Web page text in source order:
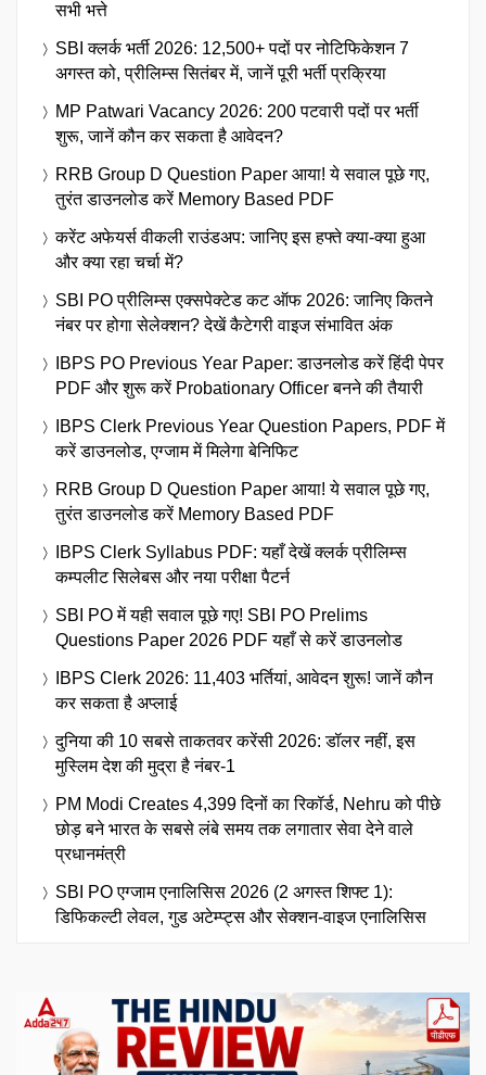
सभी भत्ते
SBI क्लर्क भर्ती 2026: 12,500+ पदों पर नोटिफिकेशन 7
अगस्त को, प्रीलिम्स सितंबर में, जानें पूरी भर्ती प्रक्रिया
MP Patwari Vacancy 2026: 200 पटवारी पदों पर भर्ती
शुरू, जानें कौन कर सकता है आवेदन?
RRB Group D Question Paper आया! ये सवाल पूछे गए,
तुरंत डाउनलोड करें Memory Based PDF
करेंट अफेयर्स वीकली राउंडअप: जानिए इस हफ्ते क्या-क्या हुआ
और क्या रहा चर्चा में?
SBI PO प्रीलिम्स एक्सपेक्टेड कट ऑफ 2026: जानिए कितने
नंबर पर होगा सेलेक्शन? देखें कैटेगरी वाइज संभावित अंक
IBPS PO Previous Year Paper: डाउनलोड करें हिंदी पेपर
PDF और शुरू करें Probationary Officer बनने की तैयारी
IBPS Clerk Previous Year Question Papers, PDF में
करें डाउनलोड, एग्जाम में मिलेगा बेनिफिट
RRB Group D Question Paper आया! ये सवाल पूछे गए,
तुरंत डाउनलोड करें Memory Based PDF
IBPS Clerk Syllabus PDF: यहाँ देखें क्लर्क प्रीलिम्स
कम्पलीट सिलेबस और नया परीक्षा पैटर्न
SBI PO में यही सवाल पूछे गए! SBI PO Prelims
Questions Paper 2026 PDF यहाँ से करें डाउनलोड
IBPS Clerk 2026: 11,403 भर्तियां, आवेदन शुरू! जानें कौन
कर सकता है अप्लाई
दुनिया की 10 सबसे ताकतवर करेंसी 2026: डॉलर नहीं, इस
मुस्लिम देश की मुद्रा है नंबर-1
PM Modi Creates 4,399 दिनों का रिकॉर्ड, Nehru को पीछे
छोड़ बने भारत के सबसे लंबे समय तक लगातार सेवा देने वाले
प्रधानमंत्री
SBI PO एग्जाम एनालिसिस 2026 (2 अगस्त शिफ्ट 1):
डिफिकल्टी लेवल, गुड अटेम्प्ट्स और सेक्शन-वाइज एनालिसिस